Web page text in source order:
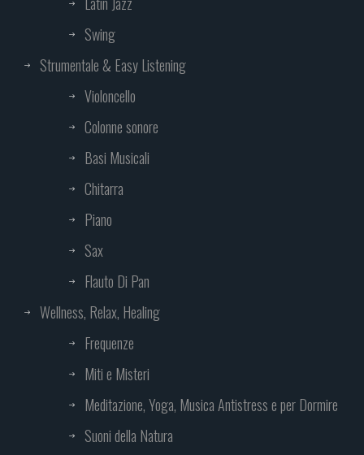
Swing
Strumentale & Easy Listening
Violoncello
Colonne sonore
Basi Musicali
Chitarra
Piano
Sax
Flauto Di Pan
Wellness, Relax, Healing
Frequenze
Miti e Misteri
Meditazione, Yoga, Musica Antistress e per Dormire
Suoni della Natura